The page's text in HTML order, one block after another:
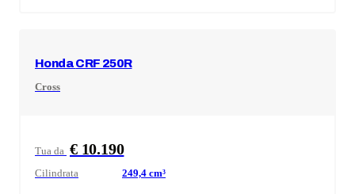
HondaCRF 250R
Cross
Tua da € 10.190
Cilindrata 249,4 cm³